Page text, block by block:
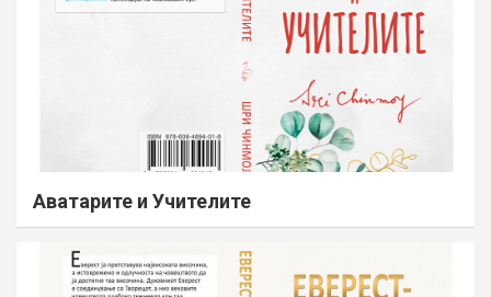
Аватарите и Учителите